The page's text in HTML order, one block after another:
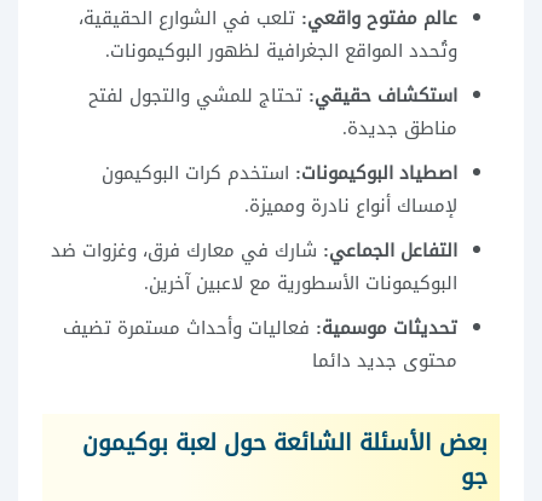
عالم مفتوح واقعي: تلعب في الشوارع الحقيقية،
وتُحدد المواقع الجغرافية لظهور البوكيمونات.
استكشاف حقيقي: تحتاج للمشي والتجول لفتح
مناطق جديدة.
اصطياد البوكيمونات: استخدم كرات البوكيمون
لإمساك أنواع نادرة ومميزة.
التفاعل الجماعي: شارك في معارك فرق، وغزوات ضد
البوكيمونات الأسطورية مع لاعبين آخرين.
تحديثات موسمية: فعاليات وأحداث مستمرة تضيف
محتوى جديد دائما
بعض الأسئلة الشائعة حول لعبة بوكيمون
جو